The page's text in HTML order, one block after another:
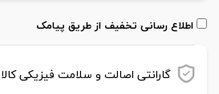
اطلاع رسانی تخفیف از طریق پیامک
گارانتی اصالت و سلامت فیزیکی کالا